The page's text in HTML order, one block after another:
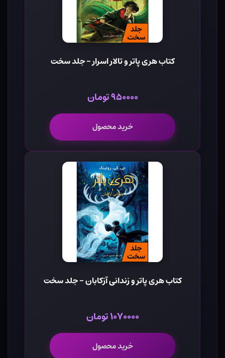
کتاب هری پاتر و تالار اسرار - جلد سخت
۹۵۰۰۰۰ تومان
خرید محصول
کتاب هری پاتر و زندانی آزکابان - جلد سخت
۱۰۷۰۰۰۰ تومان
خرید محصول